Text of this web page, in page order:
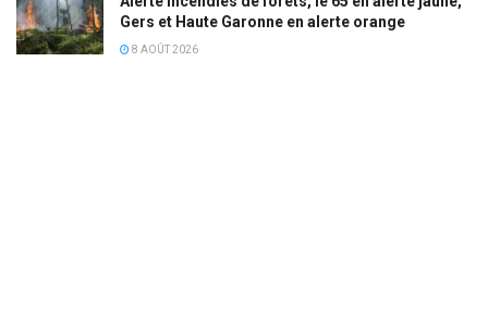
Gers et Haute Garonne en alerte orange
8 AOÛT 2026